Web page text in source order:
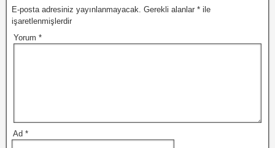
E-posta adresiniz yayınlanmayacak. Gerekli alanlar * ile
işaretlenmişlerdir
Yorum *
Ad *